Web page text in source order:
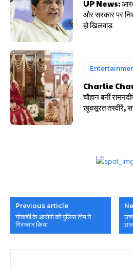
UP News:
और सरकार पर
हो खिलवाड़
Charlie
चौहान बनीं
खूबसूरत तस्वीरें,
Previous article
गोकशी के आरोपी को पुलिस टीम ने
गिरफ्तार किया